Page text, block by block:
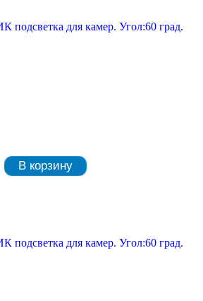
подсветка для камер. Угол:60 град.
В корзину
подсветка для камер. Угол:60 град.